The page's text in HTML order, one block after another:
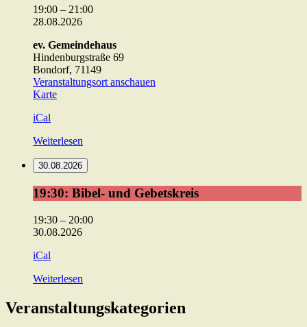
19:00 – 21:00
28.08.2026
ev. Gemeindehaus
Hindenburgstraße 69
Bondorf, 71149
Veranstaltungsort anschauen
Karteev.
iCal
Weiterlesen
30.08.2026
19:30:
Bibel-
und
Gebetskreis
19:30: Bibel- und Gebetskreis
19:30 – 20:00
30.08.2026
iCal
Weiterlesen
Veranstaltungskategorien